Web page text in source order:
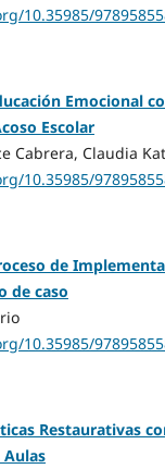
10.35985/
Emocional
Escolar
Cabrera, Claudia
10.35985/
de
de caso
10.35985/
Restaurativas